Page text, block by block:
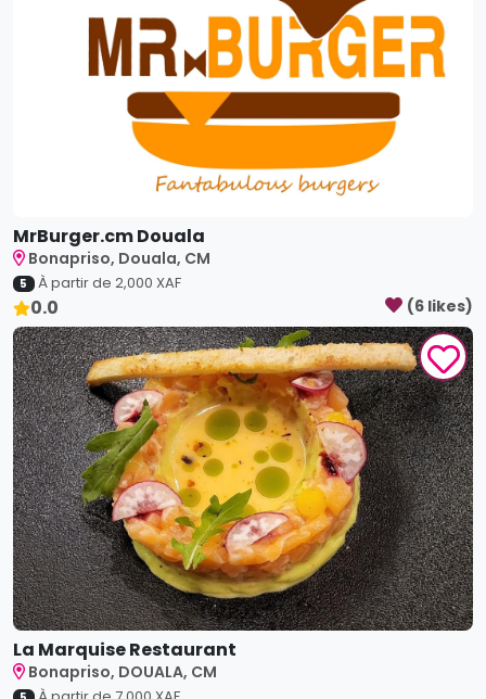
MrBurger.cm Douala
Bonapriso, Douala, CM
2,000
La Marquise Restaurant
Bonapriso, DOUALA, CM
5 À partir de7,000XAF
4.0 (5likes)